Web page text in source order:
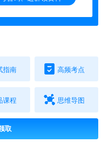
指南 高频考点
课程 思维导图
取